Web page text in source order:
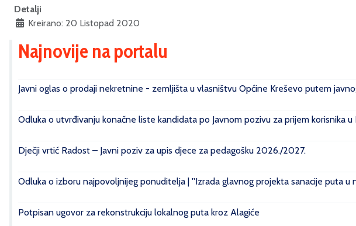
Detalji
Kreirano: 20 Listopad 2020
Najnovije na portalu
Javni oglas o prodaji nekretnine - zemljišta u vlasništvu Općine Kreševo putem
Odluka o utvrđivanju konačne liste kandidata po Javnom pozivu za prijem korisnika
Dječji vrtić Radost – Javni poziv za upis djece za pedagošku 2026./2027.
Odluka o izboru najpovoljnijeg ponuditelja | ''Izrada glavnog projekta sanacije puta u
Potpisan ugovor za rekonstrukciju lokalnog puta kroz Alagiće